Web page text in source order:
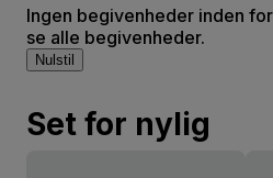
Ingen begivenheder inden
se alle begivenheder.
Nulstil
Set for nylig